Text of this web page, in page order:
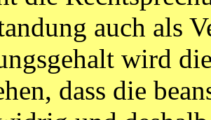
auch als
wird
dass die